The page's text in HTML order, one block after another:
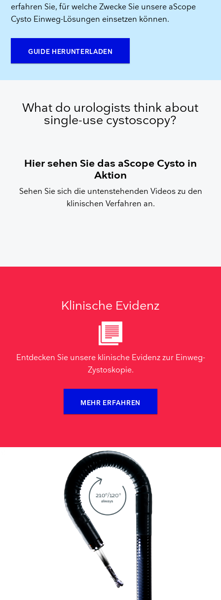
erfahren Sie, für welche Zwecke Sie unsere aScope
Cysto Einweg-Lösungen einsetzen können.
GUIDE HERUNTERLADEN
What do urologists think about
single-use cystoscopy?
Hier sehen Sie das aScope Cysto in
Aktion
Sehen Sie sich die untenstehenden Videos zu den
klinischen Verfahren an.
Klinische Evidenz
Entdecken Sie unsere klinische Evidenz zur Einweg-
Zystoskopie.
MEHR ERFAHREN